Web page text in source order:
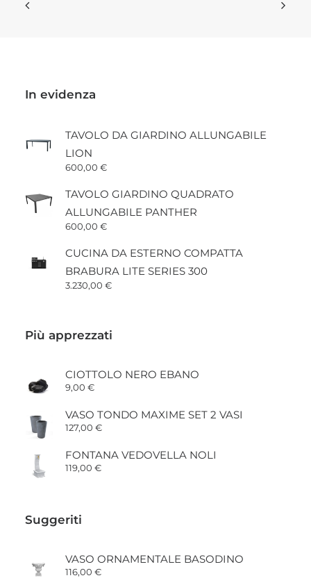
In evidenza
TAVOLO DA GIARDINO ALLUNGABILE
LION
600,00 €
TAVOLO GIARDINO QUADRATO
ALLUNGABILE PANTHER
600,00 €
CUCINA DA ESTERNO COMPATTA
BRABURA LITE SERIES 300
3.230,00 €
Più apprezzati
CIOTTOLO NERO EBANO
9,00 €
VASO TONDO MAXIME SET 2 VASI
127,00 €
FONTANA VEDOVELLA NOLI
119,00 €
Suggeriti
VASO ORNAMENTALE BASODINO
116,00 €